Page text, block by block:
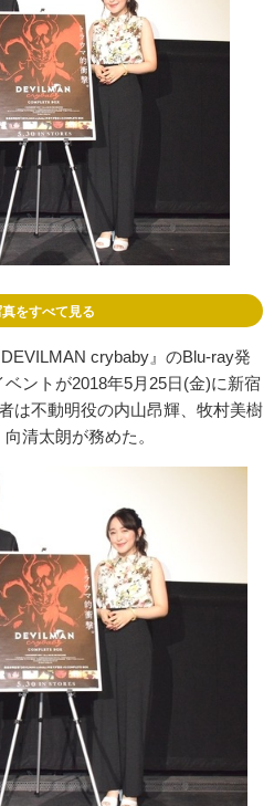
真をすべて見る
crybaby』のBlu-ray発
ントが2018年5月25日(金)に新宿
は不動明役の内山昂輝、牧村美樹
清太朗が務めた。